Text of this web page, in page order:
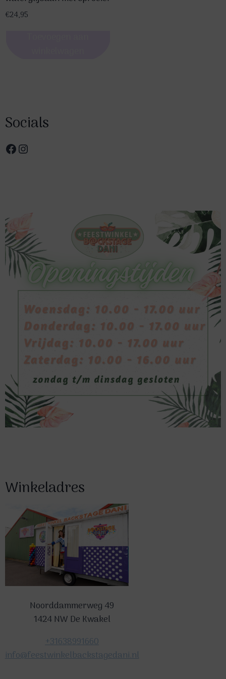
€24,95
Socials
Facebook
Instagram
Winkeladres
Noorddammerweg 49
1424 NW De Kwakel
+31638991660
info@feestwinkelbackstagedani.nl